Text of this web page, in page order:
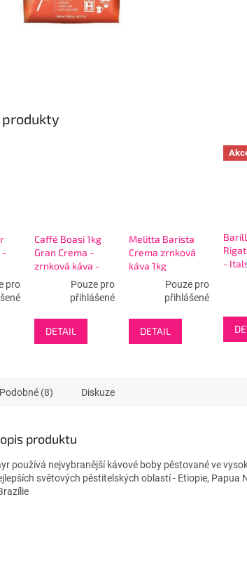
produkty
-
-pro
Caffé Boasi 1kg
Gran Crema -
zrnková káva -
Pouze pro
přihlášené
DETAIL
Melitta Barista
Crema zrnková
káva 1kg
Pouze pro
přihlášené
DETAIL
-
Podobné (8) Diskuze
produktu
používá nejvybranější kávové boby pěstované ve
světových pěstitelských oblastí - Etiopie, Papua